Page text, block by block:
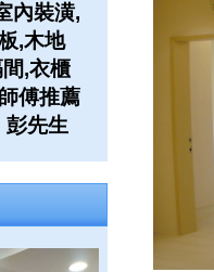
內裝潢,
,木地
,衣櫃
傅推薦
先生